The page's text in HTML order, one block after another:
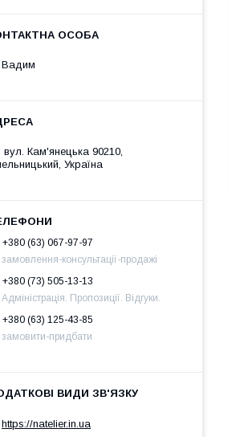
Вадим
вул. Кам'янецька 90210,
Україна
+380 (63) 067-97-97
замовлення-консультації-продажі
+380 (73) 505-13-13
Адміністрація. Пропозиції. Відгуки.
+380 (63) 125-43-85
замовити-придбати
https://natelier.in.ua